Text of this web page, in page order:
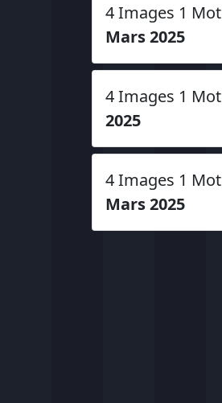
4 Images 1 Mot
Mars 2025
4 Images 1 Mot
2025
4 Images 1 Mot
Mars 2025